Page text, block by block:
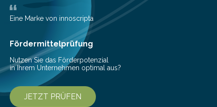
eingeschleppt werden könnte. Epidemiolog:innen des
Helmholtz-Zentrums für Infektionsforschung (HZI)
haben nun gezeigt, dass viele…
Eine Marke von innoscripta
Fördermittelprüfung
Nutzen Sie das Förderpotenzial
in Ihrem Unternehmen optimal aus?
JETZT PRÜFEN